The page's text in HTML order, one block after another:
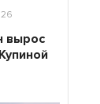
вырос